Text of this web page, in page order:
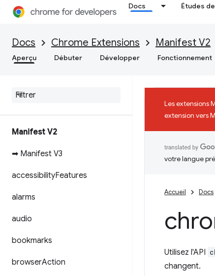
Docs Études
Docs Chrome Extensions Manifest V2
Aperçu Débuter Développer Fonctionnement
Manifest V2
➡ Manifest V3
accessibilityFeatures
alarms
audio
bookmarks
browserAction
Les extensions
extension vers
votre langue
Accueil Docs
Utilisez l'API
changent.